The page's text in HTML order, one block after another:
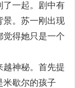
了一起。剧中有
景。苏一刚出现
觉得她只是一个
越神秘。首先提
米歇尔的孩子